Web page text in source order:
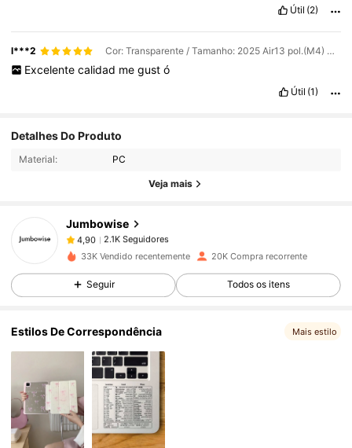
Útil (2)
l***2 Cor: Transparente / Tamanho: 2025 Air13 pol.(M4) A3240
Excelente calidad me gust ó
Útil (1)
Detalhes Do Produto
Material: PC
Veja mais
Jumbowise
4,90
2.1K Seguidores
r***1 pago1 dia atrás
4,90 2.1K Seguidores
4,90 2.1K Seguidores
2.1K Seguidores
4,90 2.1K Seguidores
33K Vendido recentemente 20K Compra recorrente
Seguir Todos os itens
Estilos De Correspondência Mais estilo